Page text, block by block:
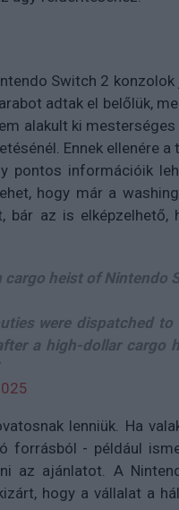
Switch 2
adtak el belőlük,
alakult ki
Ennek ellenére
pontos információik
hogy már a
az is elképzelhető,
heist of Nintendo
were dispatched
a high-dollar cargo
lenniük. Ha
forrásból - például
az ajánlatot. A
hogy a vállalat a